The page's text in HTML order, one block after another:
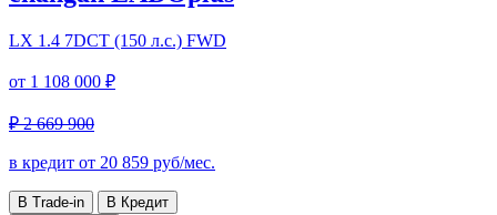
LX 1.4 7DCT (150 л.с.) FWD
от 1 108 000 ₽
₽ 2 669 900
в кредит от 20 859 руб/мес.
В Trade-in
В Кредит